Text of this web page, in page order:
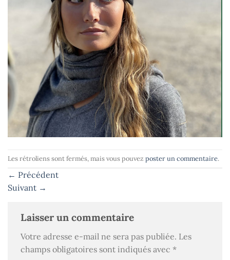
Les rétroliens sont fermés, mais vous pouvez poster un commentaire.
← Précédent
Suivant →
Laisser un commentaire
Votre adresse e-mail ne sera pas publiée. Les
champs obligatoires sont indiqués avec *